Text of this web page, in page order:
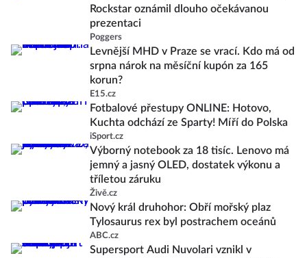
Rockstar oznámil dlouho očekávanou
prezentaci
Poggers
Levnější MHD v Praze se vrací. Kdo má od
srpna nárok na měsíční kupón za 165
korun?
E15.cz
Fotbalové přestupy ONLINE: Hotovo,
Kuchta odchází ze Sparty! Míří do Polska
iSport.cz
Výborný notebook za 18 tisíc. Lenovo má
jemný a jasný OLED, dostatek výkonu a
tříletou záruku
Živě.cz
Nový král druhohor: Obří mořský plaz
Tylosaurus rex byl postrachem oceánů
ABC.cz
Supersport Audi Nuvolari vznikl v